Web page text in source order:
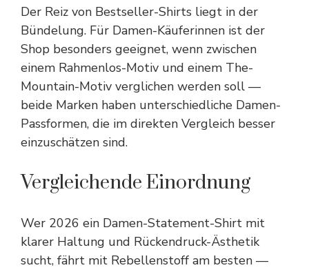
Der Reiz von Bestseller-Shirts liegt in der
Bündelung. Für Damen-Käuferinnen ist der
Shop besonders geeignet, wenn zwischen
einem Rahmenlos-Motiv und einem The-
Mountain-Motiv verglichen werden soll —
beide Marken haben unterschiedliche Damen-
Passformen, die im direkten Vergleich besser
einzuschätzen sind.
Vergleichende Einordnung
Wer 2026 ein Damen-Statement-Shirt mit
klarer Haltung und Rückendruck-Ästhetik
sucht, fährt mit Rebellenstoff am besten —